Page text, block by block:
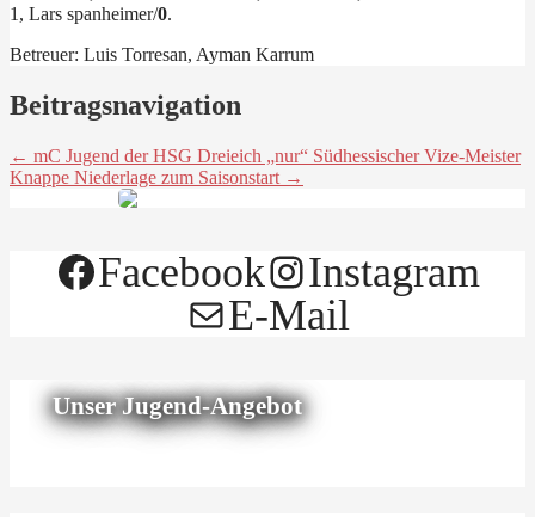
1, Lars spanheimer/0.
Betreuer: Luis Torresan, Ayman Karrum
Beitragsnavigation
← mC Jugend der HSG Dreieich „nur“ Südhessischer Vize-Meister
Knappe Niederlage zum Saisonstart →
Facebook
Instagram
E-Mail
Unser Jugend-Angebot